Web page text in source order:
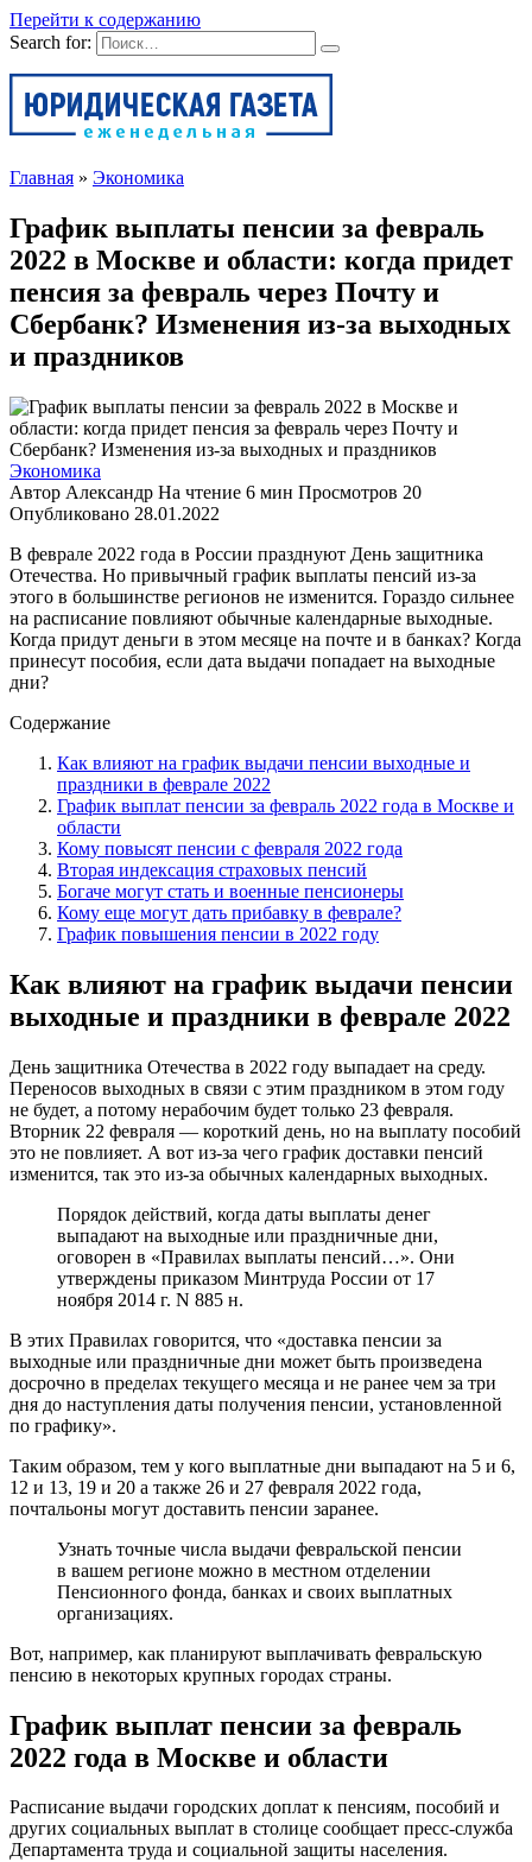
Перейти к содержанию
Search for:
Главная » Экономика
График выплаты пенсии за февраль
2022 в Москве и области: когда придет
пенсия за февраль через Почту и
Сбербанк? Изменения из-за выходных
и праздников
Экономика
Автор Александр На чтение 6 мин Просмотров 20
Опубликовано 28.01.2022
В феврале 2022 года в России празднуют День защитника
Отечества. Но привычный график выплаты пенсий из-за
этого в большинстве регионов не изменится. Гораздо сильнее
на расписание повлияют обычные календарные выходные.
Когда придут деньги в этом месяце на почте и в банках? Когда
принесут пособия, если дата выдачи попадает на выходные
дни?
Содержание
Как влияют на график выдачи пенсии выходные и
праздники в феврале 2022
График выплат пенсии за февраль 2022 года в Москве и
области
Кому повысят пенсии с февраля 2022 года
Вторая индексация страховых пенсий
Богаче могут стать и военные пенсионеры
Кому еще могут дать прибавку в феврале?
График повышения пенсии в 2022 году
Как влияют на график выдачи пенсии
выходные и праздники в феврале 2022
День защитника Отечества в 2022 году выпадает на среду.
Переносов выходных в связи с этим праздником в этом году
не будет, а потому нерабочим будет только 23 февраля.
Вторник 22 февраля — короткий день, но на выплату пособий
это не повлияет. А вот из-за чего график доставки пенсий
изменится, так это из-за обычных календарных выходных.
Порядок действий, когда даты выплаты денег
выпадают на выходные или праздничные дни,
оговорен в «Правилах выплаты пенсий…». Они
утверждены приказом Минтруда России от 17
ноября 2014 г. N 885 н.
В этих Правилах говорится, что «доставка пенсии за
выходные или праздничные дни может быть произведена
досрочно в пределах текущего месяца и не ранее чем за три
дня до наступления даты получения пенсии, установленной
по графику».
Таким образом, тем у кого выплатные дни выпадают на 5 и 6,
12 и 13, 19 и 20 а также 26 и 27 февраля 2022 года,
почтальоны могут доставить пенсии заранее.
Узнать точные числа выдачи февральской пенсии
в вашем регионе можно в местном отделении
Пенсионного фонда, банках и своих выплатных
организациях.
Вот, например, как планируют выплачивать февральскую
пенсию в некоторых крупных городах страны.
График выплат пенсии за февраль
2022 года в Москве и области
Расписание выдачи городских доплат к пенсиям, пособий и
других социальных выплат в столице сообщает пресс-служба
Департамента труда и социальной защиты населения.